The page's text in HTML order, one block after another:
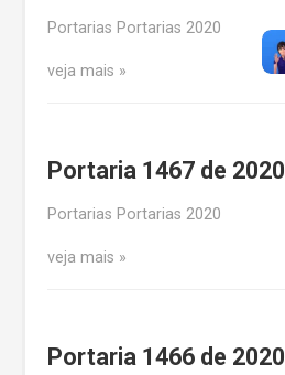
Portarias Portarias 2020
veja mais
Portaria 1467 de 2020
Portarias Portarias 2020
veja mais
Portaria 1466 de 2020